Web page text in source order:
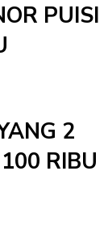
PUISI
2
RIBU